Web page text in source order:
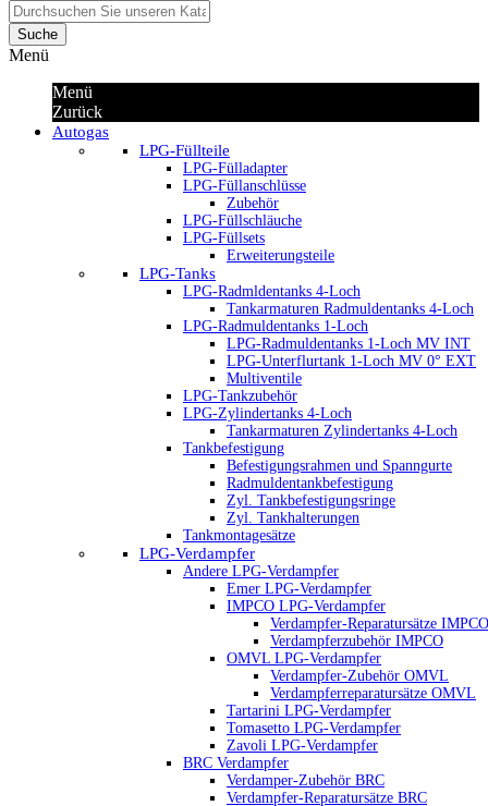
Suche
Menü
Menü
Zurück
Autogas
LPG-Füllteile
LPG-Fülladapter
LPG-Füllanschlüsse
Zubehör
LPG-Füllschläuche
LPG-Füllsets
Erweiterungsteile
LPG-Tanks
LPG-Radmldentanks 4-Loch
Tankarmaturen Radmuldentanks 4-Loch
LPG-Radmuldentanks 1-Loch
LPG-Radmuldentanks 1-Loch MV INT
LPG-Unterflurtank 1-Loch MV 0° EXT
Multiventile
LPG-Tankzubehör
LPG-Zylindertanks 4-Loch
Tankarmaturen Zylindertanks 4-Loch
Tankbefestigung
Befestigungsrahmen und Spanngurte
Radmuldentankbefestigung
Zyl. Tankbefestigungsringe
Zyl. Tankhalterungen
Tankmontagesätze
LPG-Verdampfer
Andere LPG-Verdampfer
Emer LPG-Verdampfer
IMPCO LPG-Verdampfer
Verdampfer-Reparatursätze IMPCO
Verdampferzubehör IMPCO
OMVL LPG-Verdampfer
Verdampfer-Zubehör OMVL
Verdampferreparatursätze OMVL
Tartarini LPG-Verdampfer
Tomasetto LPG-Verdampfer
Zavoli LPG-Verdampfer
BRC Verdampfer
Verdamper-Zubehör BRC
Verdampfer-Reparatursätze BRC